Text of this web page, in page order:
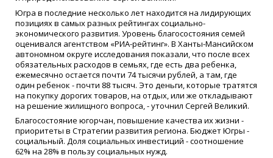
Югра в последние несколько лет находится на лидирующих
позициях в самых разных рейтингах социально-
экономического развития. Уровень благосостояния семей
оценивался агентством «РИА-рейтинг». В Ханты-Мансийском
автономном округе исследования показали, что после всех
обязательных расходов в семьях, где есть два ребенка,
ежемесячно остается почти 74 тысячи рублей, а там, где
один ребенок - почти 88 тысяч. Это деньги, которые тратятся
на покупку дорогих товаров, на отдых, или же откладывают
на решение жилищного вопроса, - уточнил Сергей Великий.
Благосостояние югорчан, повышение качества их жизни -
приоритеты в Стратегии развития региона. Бюджет Югры -
социальный. Доля социальных инвестиций - соотношение
62% на 28% в пользу социальных нужд.